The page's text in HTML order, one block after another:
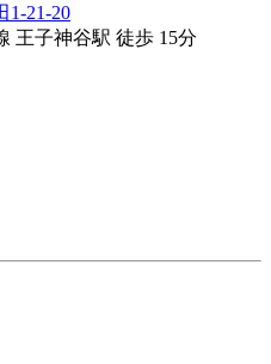
1-21-20
王子神谷駅 徒歩 15分